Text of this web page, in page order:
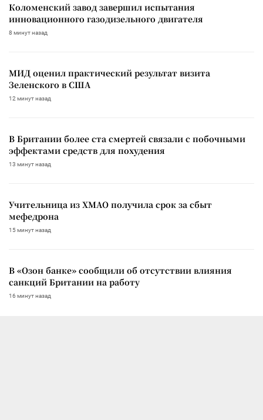
Коломенский завод завершил испытания
инновационного газодизельного двигателя
8 минут назад
МИД оценил практический результат визита
Зеленского в США
12 минут назад
В Британии более ста смертей связали с побочными
эффектами средств для похудения
13 минут назад
Учительница из ХМАО получила срок за сбыт
мефедрона
15 минут назад
В «Озон банке» сообщили об отсутствии влияния
санкций Британии на работу
16 минут назад